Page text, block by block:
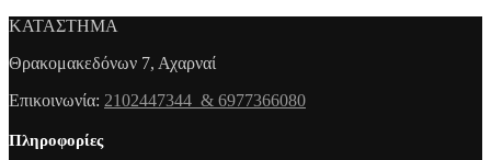
ΚΑΤΑΣΤΗΜΑ
Θρακομακεδόνων 7, Αχαρναί
Επικοινωνία: 2102447344 & 6977366080
Πληροφορίες